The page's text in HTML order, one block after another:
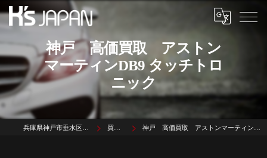
神戸 高価買取 アストン
マーティンDB9 タッチトロ
ニック
買取実績 神戸 高価買取 アストンマーティンDB9 タッチトロニック